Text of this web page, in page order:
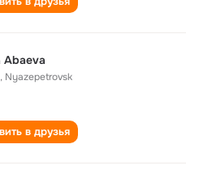
Abaeva
, Nyazepetrovsk
в друзья